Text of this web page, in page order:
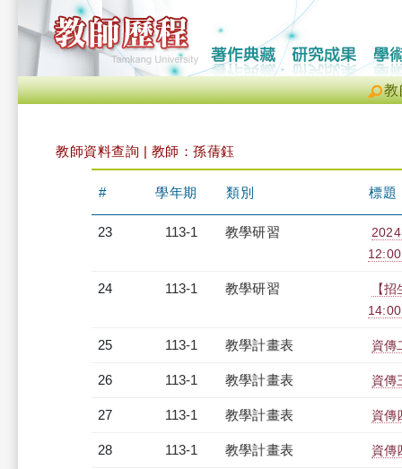
教
教師資料查詢 | 教師：孫蒨鈺
# 學年期 類別 標題
23 113-1 教學研習
24 113-1 教學研習
【
25 113-1 教學計畫表 資傳
26 113-1 教學計畫表 資傳
27 113-1 教學計畫表 資傳
28 113-1 教學計畫表 資傳